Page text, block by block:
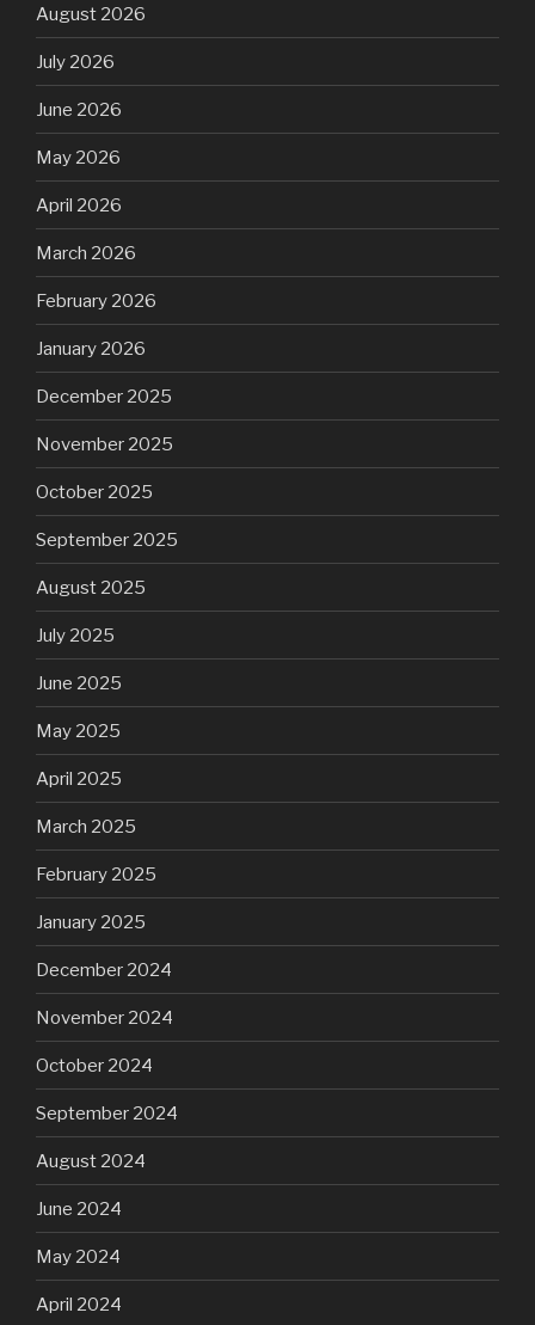
August 2026
July 2026
June 2026
May 2026
April 2026
March 2026
February 2026
January 2026
December 2025
November 2025
October 2025
September 2025
August 2025
July 2025
June 2025
May 2025
April 2025
March 2025
February 2025
January 2025
December 2024
November 2024
October 2024
September 2024
August 2024
June 2024
May 2024
April 2024